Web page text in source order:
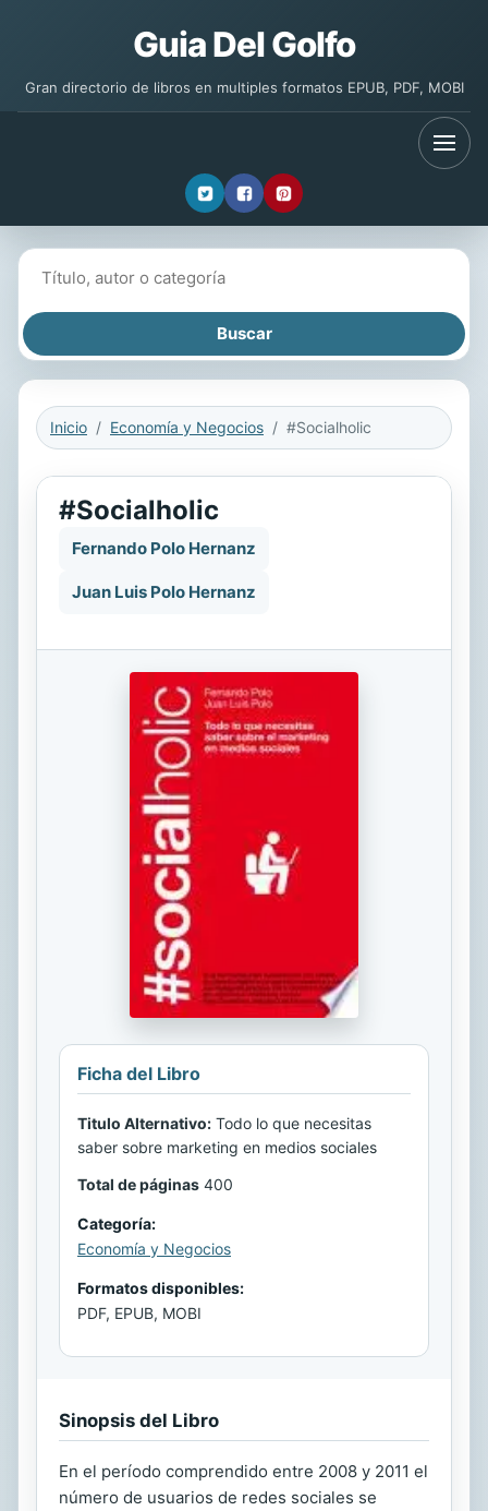
Guia Del Golfo
Gran directorio de libros en multiples formatos EPUB, PDF, MOBI
Inicio Economía y Negocios #Socialholic
#Socialholic
Fernando Polo Hernanz
Juan Luis Polo Hernanz
Ficha del Libro
Titulo Alternativo: Todo lo que necesitas
saber sobre marketing en medios sociales
Total de páginas 400
Categoría:
Economía y Negocios
Formatos disponibles:
PDF, EPUB, MOBI
Sinopsis del Libro
En el período comprendido entre 2008 y 2011 el
número de usuarios de redes sociales se